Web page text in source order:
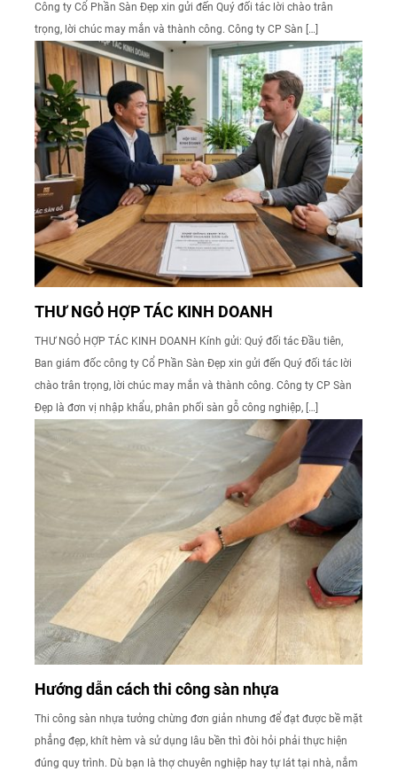
Công ty Cổ Phần Sàn Đẹp xin gửi đến Quý đối tác lời chào trân
trọng, lời chúc may mắn và thành công. Công ty CP Sàn […]
THƯ NGỎ HỢP TÁC KINH DOANH
THƯ NGỎ HỢP TÁC KINH DOANH Kính gửi: Quý đối tác Đầu tiên,
Ban giám đốc công ty Cổ Phần Sàn Đẹp xin gửi đến Quý đối tác lời
chào trân trọng, lời chúc may mắn và thành công. Công ty CP Sàn
Đẹp là đơn vị nhập khẩu, phân phối sàn gỗ công nghiệp, […]
Hướng dẫn cách thi công sàn nhựa
Thi công sàn nhựa tưởng chừng đơn giản nhưng để đạt được bề mặt
phẳng đẹp, khít hèm và sử dụng lâu bền thì đòi hỏi phải thực hiện
đúng quy trình. Dù bạn là thợ chuyên nghiệp hay tự lát tại nhà, nắm